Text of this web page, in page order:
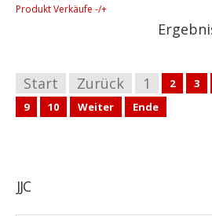
Produkt Verkäufe -/+
Start Zurück 1 2 3
9
10 Weiter Ende
JJC